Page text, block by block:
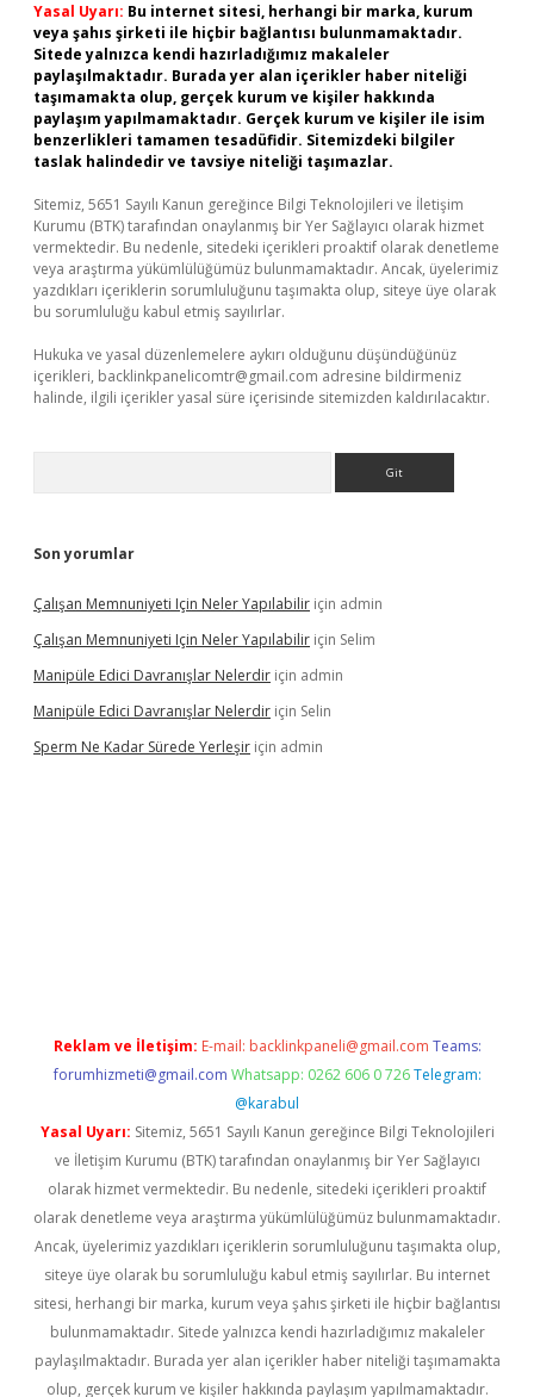
Yasal Uyarı: Bu internet sitesi, herhangi bir marka, kurum
veya şahıs şirketi ile hiçbir bağlantısı bulunmamaktadır.
Sitede yalnızca kendi hazırladığımız makaleler
paylaşılmaktadır. Burada yer alan içerikler haber niteliği
taşımamakta olup, gerçek kurum ve kişiler hakkında
paylaşım yapılmamaktadır. Gerçek kurum ve kişiler ile isim
benzerlikleri tamamen tesadüfidir. Sitemizdeki bilgiler
taslak halindedir ve tavsiye niteliği taşımazlar.
Sitemiz, 5651 Sayılı Kanun gereğince Bilgi Teknolojileri ve İletişim
Kurumu (BTK) tarafından onaylanmış bir Yer Sağlayıcı olarak hizmet
vermektedir. Bu nedenle, sitedeki içerikleri proaktif olarak denetleme
veya araştırma yükümlülüğümüz bulunmamaktadır. Ancak, üyelerimiz
yazdıkları içeriklerin sorumluluğunu taşımakta olup, siteye üye olarak
bu sorumluluğu kabul etmiş sayılırlar.
Hukuka ve yasal düzenlemelere aykırı olduğunu düşündüğünüz
içerikleri, backlinkpanelicomtr@gmail.com adresine bildirmeniz
halinde, ilgili içerikler yasal süre içerisinde sitemizden kaldırılacaktır.
Son yorumlar
Çalışan Memnuniyeti Için Neler Yapılabilir için admin
Çalışan Memnuniyeti Için Neler Yapılabilir için Selim
Manipüle Edici Davranışlar Nelerdir için admin
Manipüle Edici Davranışlar Nelerdir için Selin
Sperm Ne Kadar Sürede Yerleşir için admin
Reklam ve İletişim: E-mail: backlinkpaneli@gmail.com Teams:
forumhizmeti@gmail.com Whatsapp: 0262 606 0 726 Telegram:
@karabul
Yasal Uyarı: Sitemiz, 5651 Sayılı Kanun gereğince Bilgi Teknolojileri
ve İletişim Kurumu (BTK) tarafından onaylanmış bir Yer Sağlayıcı
olarak hizmet vermektedir. Bu nedenle, sitedeki içerikleri proaktif
olarak denetleme veya araştırma yükümlülüğümüz bulunmamaktadır.
Ancak, üyelerimiz yazdıkları içeriklerin sorumluluğunu taşımakta olup,
siteye üye olarak bu sorumluluğu kabul etmiş sayılırlar. Bu internet
sitesi, herhangi bir marka, kurum veya şahıs şirketi ile hiçbir bağlantısı
bulunmamaktadır. Sitede yalnızca kendi hazırladığımız makaleler
paylaşılmaktadır. Burada yer alan içerikler haber niteliği taşımamakta
olup, gerçek kurum ve kişiler hakkında paylaşım yapılmamaktadır.